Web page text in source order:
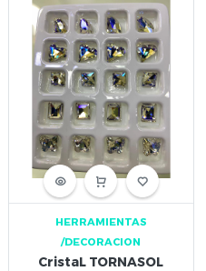
HERRAMIENTAS
/DECORACION
CristaL TORNASOL